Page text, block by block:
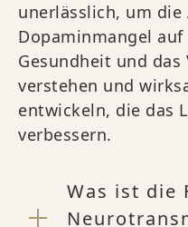
unerlässlich, um
Dopaminmangel
Gesundheit und das
verstehen und
entwickeln, die das
verbessern.
Was ist die